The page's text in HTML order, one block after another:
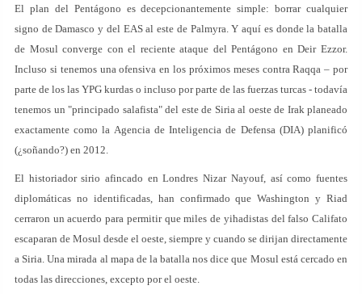
El plan del Pentágono es decepcionantemente simple: borrar cualquier
signo de Damasco y del EAS al este de Palmyra. Y aquí es donde la batalla
de Mosul converge con el reciente ataque del Pentágono en Deir Ezzor.
Incluso si tenemos una ofensiva en los próximos meses contra Raqqa – por
parte de los las YPG kurdas o incluso por parte de las fuerzas turcas - todavía
tenemos un "principado salafista" del este de Siria al oeste de Irak planeado
exactamente como la Agencia de Inteligencia de Defensa (DIA) planificó
(¿soñando?) en 2012.
El historiador sirio afincado en Londres Nizar Nayouf, así como fuentes
diplomáticas no identificadas, han confirmado que Washington y Riad
cerraron un acuerdo para permitir que miles de yihadistas del falso Califato
escaparan de Mosul desde el oeste, siempre y cuando se dirijan directamente
a Siria. Una mirada al mapa de la batalla nos dice que Mosul está cercado en
todas las direcciones, excepto por el oeste.